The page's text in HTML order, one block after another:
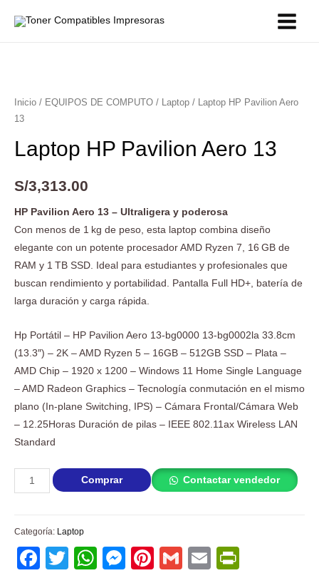
Main
Inicio / EQUIPOS DE COMPUTO / Laptop / Laptop HP Pavilion Aero
13
Laptop HP Pavilion Aero 13
S/3,313.00
HP Pavilion Aero 13 – Ultraligera y poderosa
Con menos de 1 kg de peso, esta laptop combina diseño
elegante con un potente procesador AMD Ryzen 7, 16 GB de
RAM y 1 TB SSD. Ideal para estudiantes y profesionales que
buscan rendimiento y portabilidad. Pantalla Full HD+, batería de
larga duración y carga rápida.
Hp Portátil – HP Pavilion Aero 13-bg0000 13-bg0002la 33.8cm
(13.3″) – 2K – AMD Ryzen 5 – 16GB – 512GB SSD – Plata –
AMD Chip – 1920 x 1200 – Windows 11 Home Single Language
– AMD Radeon Graphics – Tecnología conmutación en el mismo
plano (In-plane Switching, IPS) – Cámara Frontal/Cámara Web
– 12.25Horas Duración de pilas – IEEE 802.11ax Wireless LAN
Standard
Laptop
HP
Aero
13
cantidad
Comprar Contactar vendedor
Categoría: Laptop
Facebook
TwitterWhatsApp
Messenger
Pinterest
GmailEmail